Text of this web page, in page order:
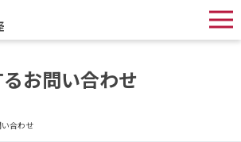
お問い合わせ
合わせ